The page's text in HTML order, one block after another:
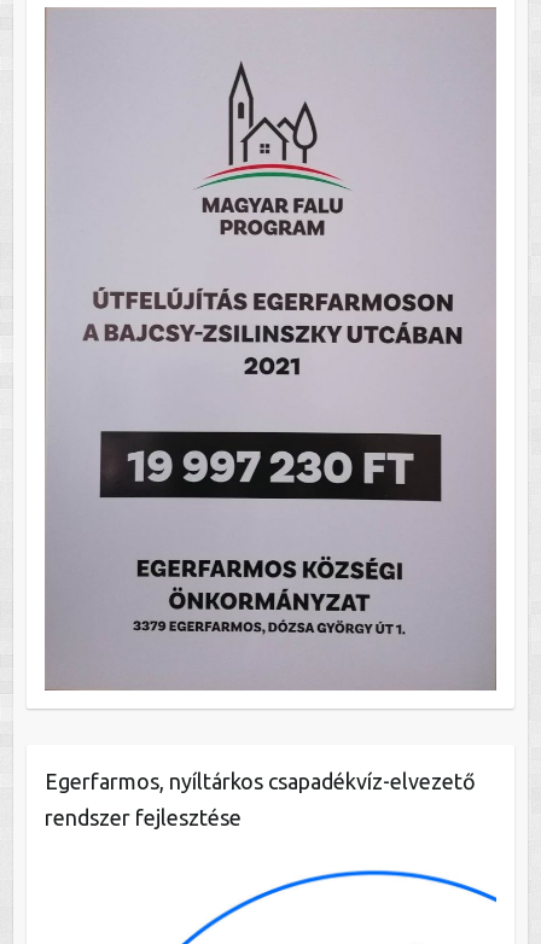
Egerfarmos, nyíltárkos csapadékvíz-elvezető
rendszer fejlesztése